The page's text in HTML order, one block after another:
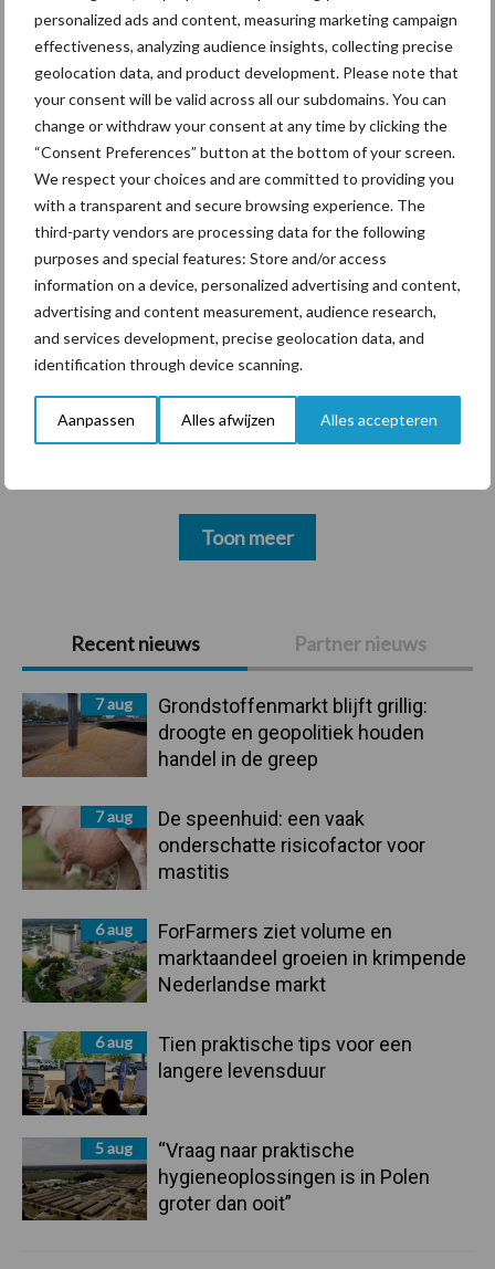
personalized ads and content, measuring marketing campaign
effectiveness, analyzing audience insights, collecting precise
geolocation data, and product development. Please note that
your consent will be valid across all our subdomains. You can
change or withdraw your consent at any time by clicking the
“Consent Preferences” button at the bottom of your screen.
We respect your choices and are committed to providing you
with a transparent and secure browsing experience. The
third-party vendors are processing data for the following
purposes and special features: Store and/or access
information on a device, personalized advertising and content,
advertising and content measurement, audience research,
and services development, precise geolocation data, and
identification through device scanning.
Aanpassen Alles afwijzen Alles accepteren
Primaire
Sidebar
Recent nieuws Partner nieuws
7 aug
Grondstoffenmarkt blijft grillig:
droogte en geopolitiek houden
handel in de greep
7 aug
De speenhuid: een vaak
onderschatte risicofactor voor
mastitis
6 aug
ForFarmers ziet volume en
marktaandeel groeien in krimpende
Nederlandse markt
6 aug
Tien praktische tips voor een
langere levensduur
5 aug
“Vraag naar praktische
hygieneoplossingen is in Polen
groter dan ooit”
ForFarmers ziet volume en
marktaandeel groeien in
krimpende Nederlandse
Diergezondheid Bemesting Fokkerij
Mastitis Hittestress
Toon meer